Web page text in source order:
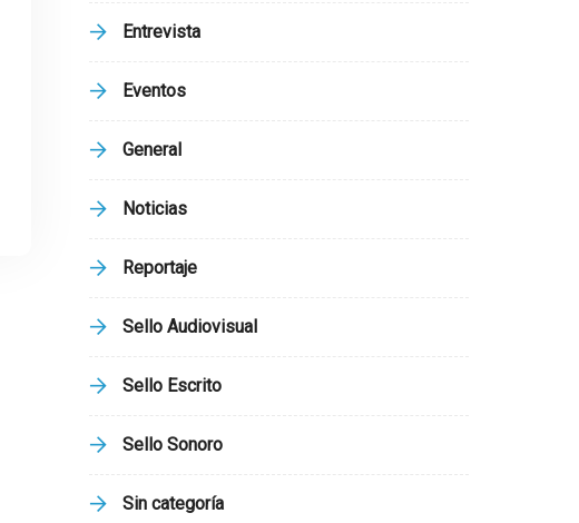
Entrevista
Eventos
General
Noticias
Reportaje
Sello Audiovisual
Sello Escrito
Sello Sonoro
Sin categoría